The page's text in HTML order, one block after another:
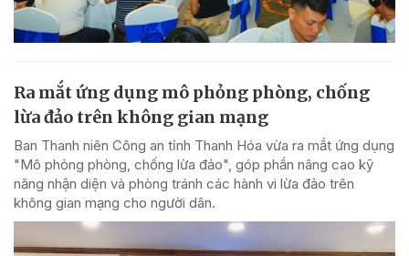
Ra mắt ứng dụng mô phỏng phòng, chống
lừa đảo trên không gian mạng
Ban Thanh niên Công an tỉnh Thanh Hóa vừa ra mắt ứng dụng
"Mô phỏng phòng, chống lừa đảo", góp phần nâng cao kỹ
năng nhận diện và phòng tránh các hành vi lừa đảo trên
không gian mạng cho người dân.